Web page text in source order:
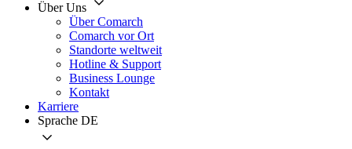
Über Uns
Über Comarch
Comarch vor Ort
Standorte weltweit
Hotline & Support
Business Lounge
Kontakt
Karriere
Sprache DE